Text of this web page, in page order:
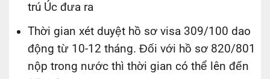
trú Úc đưa ra
Thời gian xét duyệt hồ sơ visa 309/100 dao
động từ 10-12 tháng. Đối với hồ sơ 820/801
nộp trong nước thì thời gian có thể lên đến